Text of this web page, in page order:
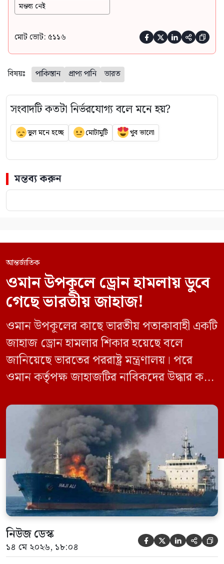
মন্তব্য নেই
মোট ভোট: ৫১১৬     
বিষয়ঃ পাকিস্তান প্রাপ্য পানি ভারত
সংবাদটি কতটা নির্ভরযোগ্য বলে মনে হয়?
ভুল মনে হচ্ছে মোটামুটি খুব ভালো
মন্তব্য করুন
আন্তর্জাতিক
ওমান উপকূলে ড্রোন হামলায় ডুবে
গেছে ভারতীয় জাহাজ!
ওমান উপকূলের কাছে ভারতীয় পতাকাবাহী একটি
জাহাজ ড্রোন হামলার শিকার হয়েছে বলে
জানিয়েছে ভারতের পররাষ্ট্র মন্ত্রণালয়। পরে
ওমান কর্তৃপক্ষ জাহাজটির নাবিকদের উদ্ধার করে
পর সাগরে পুরোপুরি ডুবে যায় ওই জাহাজটি।
‘এমএসভি হাজি আলি’ (Haji Ali) নামের
কার্গো শিপের উপর এই হামলার ঘটনায় তীব্র
উদ্বেগ প্রকাশ করেছে নয়াদিল্লি। প্রাথমিক […]
নিউজ ডেস্ক
১৪ মে ২০২৬, ১৮:০৪     